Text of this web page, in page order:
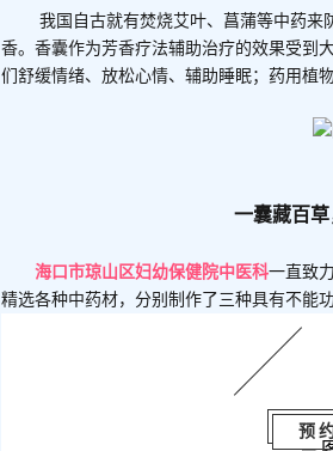
我国自古就有焚烧艾叶、菖蒲等中药来
香。香囊作为芳香疗法辅助治疗的效果受到
们舒缓情绪、放松心情、辅助睡眠；药用植
一囊藏百草
海口市琼山区妇幼保健院中医科一直致
精选各种中药材，分别制作了三种具有不能
预